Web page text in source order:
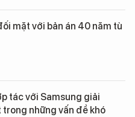
mặt với bản án 40 năm tù
tác với Samsung giải
những vấn đề khó